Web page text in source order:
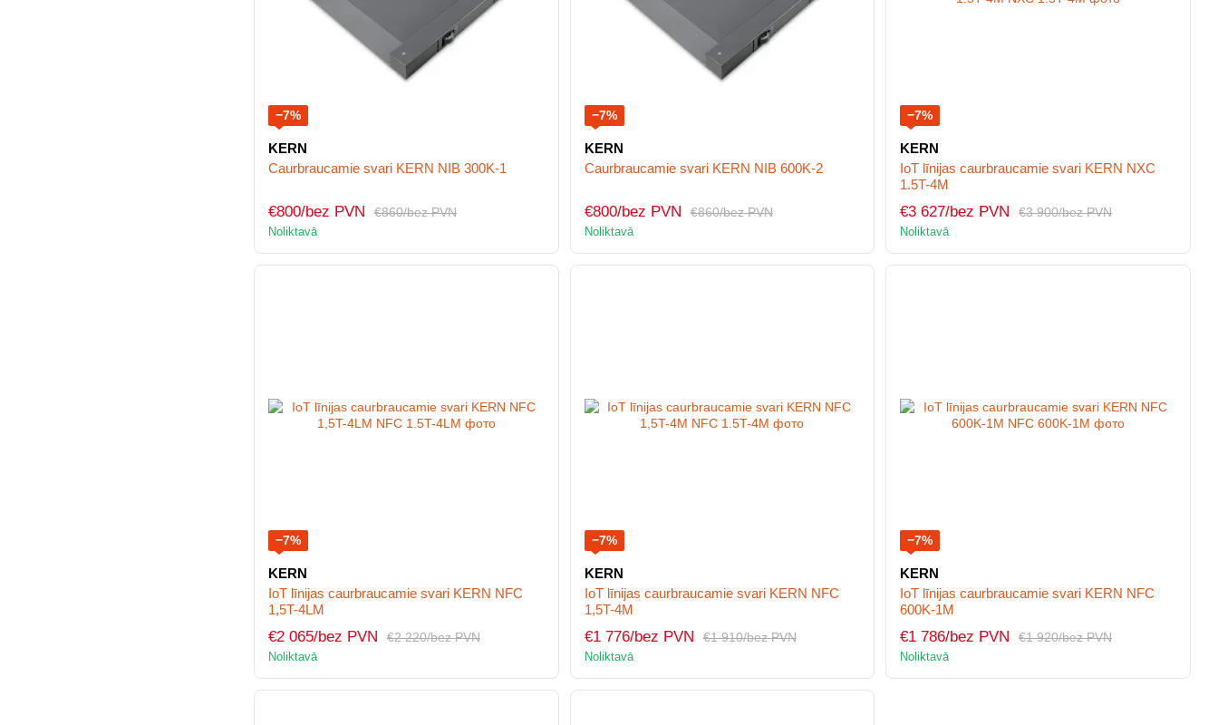
−7%
KERN
Caurbraucamie svari KERN NIB 300K-1
€860/bez PVN
€800/bez PVN
Noliktavā
−7%
KERN
Caurbraucamie svari KERN NIB 600K-2
€860/bez PVN
€800/bez PVN
Noliktavā
−7%
KERN
IoT līnijas caurbraucamie svari KERN NXC
1.5T-4M
€3 900/bez PVN
€3 627/bez PVN
Noliktavā
−7%
KERN
IoT līnijas caurbraucamie svari KERN NFC
1,5T-4LM
€2 220/bez PVN
€2 065/bez PVN
Noliktavā
−7%
KERN
IoT līnijas caurbraucamie svari KERN NFC
1,5T-4M
€1 910/bez PVN
€1 776/bez PVN
Noliktavā
−7%
KERN
IoT līnijas caurbraucamie svari KERN NFC
600K-1M
€1 920/bez PVN
€1 786/bez PVN
Noliktavā